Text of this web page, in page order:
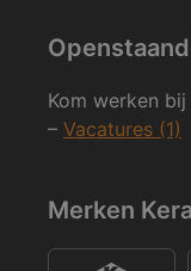
Kom werken
– Vacatures (1)
Merken